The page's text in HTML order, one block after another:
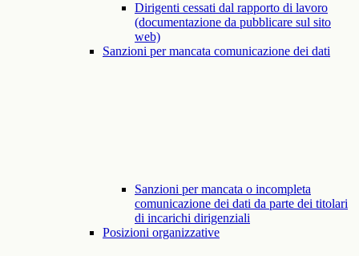
Dirigenti cessati dal rapporto di lavoro
(documentazione da pubblicare sul sito
web)
Sanzioni per mancata comunicazione dei dati
Sanzioni per mancata o incompleta
comunicazione dei dati da parte dei titolari
di incarichi dirigenziali
Posizioni organizzative